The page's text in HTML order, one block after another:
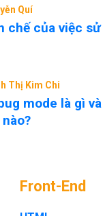
Quí
chế của việc
Thị Kim Chi
mode là gì
Front-End